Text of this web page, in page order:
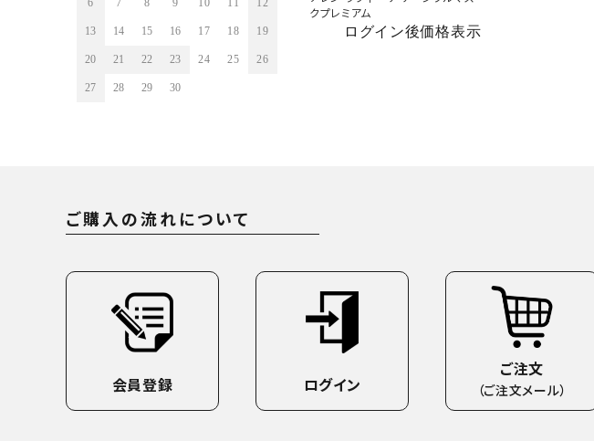
6 7 8 9 10 11 12
13 14 15 16 17 18 19
20 21 22 23 24 25 26
27 28 29 30
クプレミアム
ログイン後価格表示
ご購入の流れについて
会員登録 ログイン
ご注文
（ご注文メール）